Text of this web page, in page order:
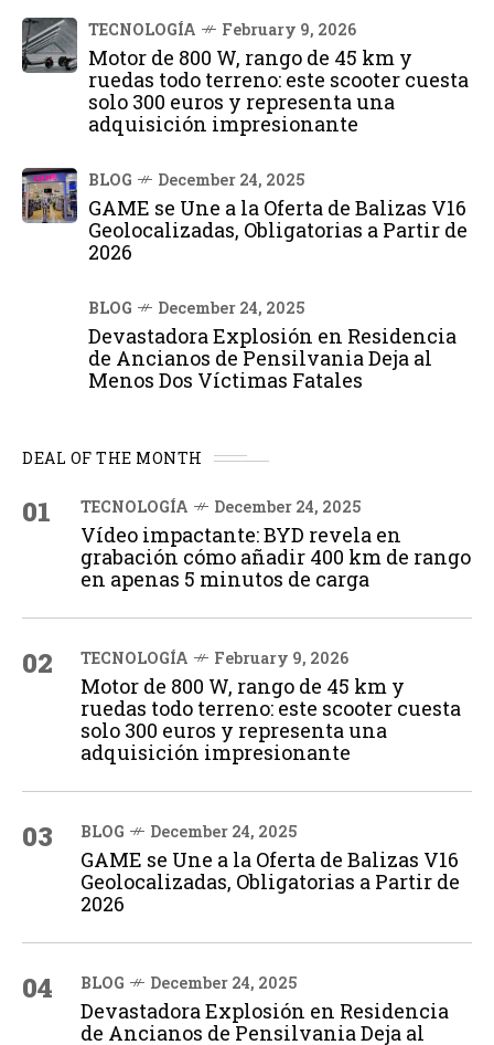
TECNOLOGÍA February 9, 2026
Motor de 800 W, rango de 45 km y
ruedas todo terreno: este scooter cuesta
solo 300 euros y representa una
adquisición impresionante
BLOG December 24, 2025
GAME se Une a la Oferta de Balizas V16
Geolocalizadas, Obligatorias a Partir de
2026
BLOG December 24, 2025
Devastadora Explosión en Residencia
de Ancianos de Pensilvania Deja al
Menos Dos Víctimas Fatales
DEAL OF THE MONTH
01 TECNOLOGÍA December 24, 2025
Vídeo impactante: BYD revela en
grabación cómo añadir 400 km de rango
en apenas 5 minutos de carga
02 TECNOLOGÍA February 9, 2026
Motor de 800 W, rango de 45 km y
ruedas todo terreno: este scooter cuesta
solo 300 euros y representa una
adquisición impresionante
03 BLOG December 24, 2025
GAME se Une a la Oferta de Balizas V16
Geolocalizadas, Obligatorias a Partir de
2026
04 BLOG December 24, 2025
Devastadora Explosión en Residencia
de Ancianos de Pensilvania Deja al